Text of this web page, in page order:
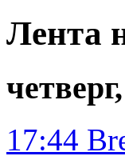
Лента
17:44